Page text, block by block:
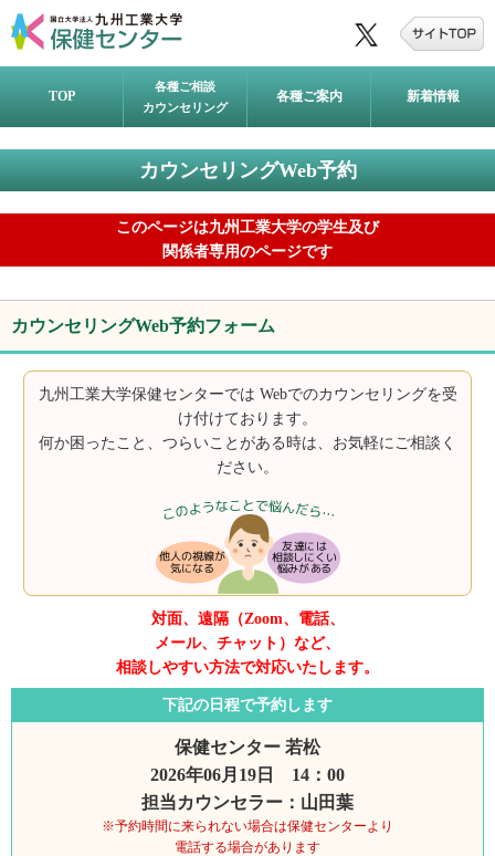
TOP
各種ご相談
カウンセリング
各種ご案内 新着情報
カウンセリングWeb予約
このページは九州工業大学の学生及び
関係者専用のページです
カウンセリングWeb予約フォーム
九州工業大学保健センターでは Webでのカウンセリングを受
け付けております。
何か困ったこと、つらいことがある時は、お気軽にご相談く
ださい。
対面、遠隔（Zoom、電話、
メール、チャット）など、
相談しやすい方法で対応いたします。
下記の日程で予約します
保健センター 若松
2026年06月19日 14：00
担当カウンセラー：山田葉
※予約時間に来られない場合は保健センターより
電話する場合があります